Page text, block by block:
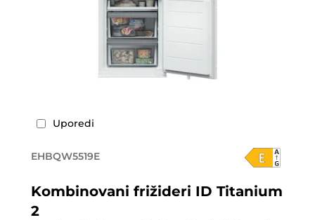
Uporedi
EHBQW5519E
Kombinovani frižideri ID Titanium
2